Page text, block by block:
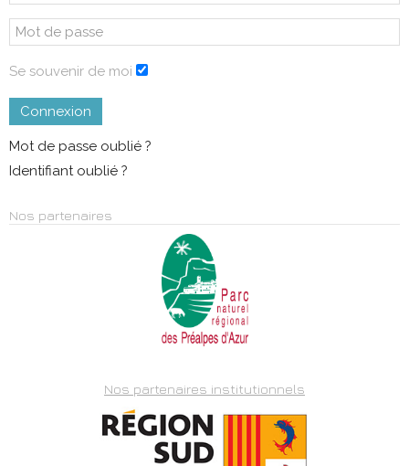
Se souvenir de moi
Connexion
Mot de passe oublié ?
Identifiant oublié ?
Nos partenaires
Nos partenaires institutionnels